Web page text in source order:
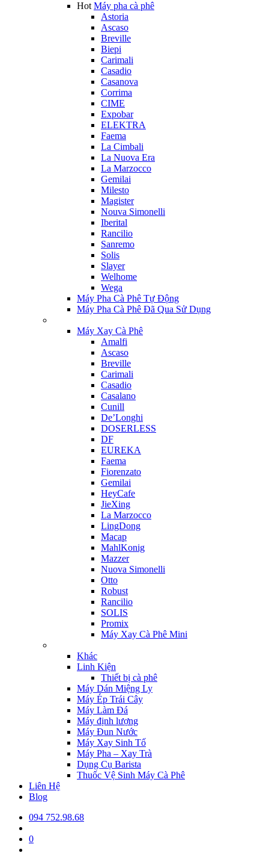
Hot Máy pha cà phê
Astoria
Ascaso
Breville
Biepi
Carimali
Casadio
Casanova
Corrima
CIME
Expobar
ELEKTRA
Faema
La Cimbali
La Nuova Era
La Marzocco
Gemilai
Milesto
Magister
Nouva Simonelli
Iberital
Rancilio
Sanremo
Solis
Slayer
Welhome
Wega
Máy Pha Cà Phê Tự Động
Máy Pha Cà Phê Đã Qua Sử Dụng
Máy Xay Cà Phê
Amalfi
Ascaso
Breville
Carimali
Casadio
Casalano
Cunill
De’Longhi
DOSERLESS
DF
EUREKA
Faema
Fiorenzato
Gemilai
HeyCafe
JieXing
La Marzocco
LingDong
Macap
MahlKonig
Mazzer
Nuova Simonelli
Otto
Robust
Rancilio
SOLIS
Promix
Máy Xay Cà Phê Mini
Khác
Linh Kiện
Thiết bị cà phê
Máy Dán Miệng Ly
Máy Ép Trái Cây
Máy Làm Đá
Máy định lượng
Máy Đun Nước
Máy Xay Sinh Tố
Máy Pha – Xay Trà
Dụng Cụ Barista
Thuốc Vệ Sinh Máy Cà Phê
Liên Hệ
Blog
094 752.98.68
0